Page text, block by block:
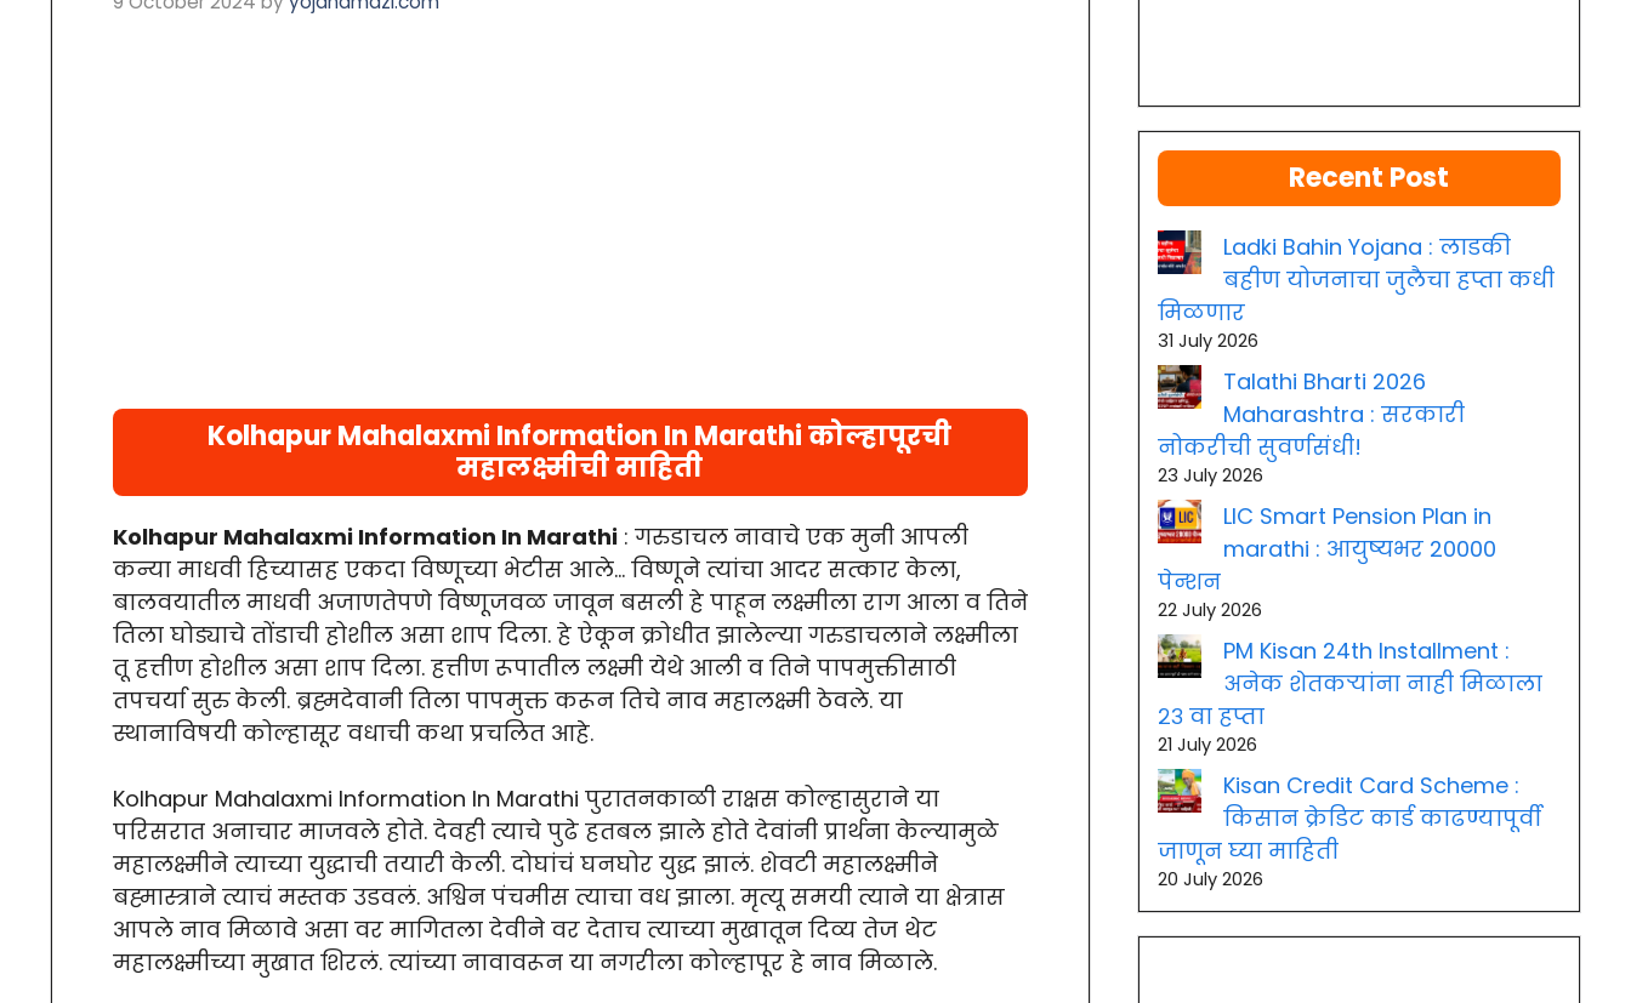
Kolhapur Mahalaxmi Information In Marathi कोल्हापूरची
महालक्ष्मीची माहिती
Kolhapur Mahalaxmi Information In Marathi : गरुडाचल नावाचे एक मुनी आपली
कन्या माधवी हिच्यासह एकदा विष्णूच्या भेटीस आले… विष्णूने त्यांचा आदर सत्कार केला,
बालवयातील माधवी अजाणतेपणे विष्णूजवळ जावून बसली हे पाहून लक्ष्मीला राग आला व तिने
तिला घोड्याचे तोंडाची होशील असा शाप दिला. हे ऐकून क्रोधीत झालेल्या गरुडाचलाने लक्ष्मीला
तू हत्तीण होशील असा शाप दिला. हत्तीण रूपातील लक्ष्मी येथे आली व तिने पापमुक्तीसाठी
तपचर्या सुरु केली. ब्रह्मदेवानी तिला पापमुक्त करून तिचे नाव महालक्ष्मी ठेवले. या
स्थानाविषयी कोल्हासूर वधाची कथा प्रचलित आहे.
Kolhapur Mahalaxmi Information In Marathi पुरातनकाळी राक्षस कोल्हासुराने या
परिसरात अनाचार माजवले होते. देवही त्याचे पुढे हतबल झाले होते देवांनी प्रार्थना केल्यामुळे
महालक्ष्मीने त्याच्या युद्धाची तयारी केली. दोघांचं घनघोर युद्ध झालं. शेवटी महालक्ष्मीने
बह्मास्त्राने त्याचं मस्तक उडवलं. अश्विन पंचमीस त्याचा वध झाला. मृत्यू समयी त्याने या क्षेत्रास
आपले नाव मिळावे असा वर मागितला देवीने वर देताच त्याच्या मुखातून दिव्य तेज थेट
महालक्ष्मीच्या मुखात शिरलं. त्यांच्या नावावरून या नगरीला कोल्हापूर हे नाव मिळाले.
Recent Post
Ladki Bahin Yojana : लाडकी
बहीण योजनाचा जुलैचा हप्ता कधी
मिळणार
31 July 2026
Talathi Bharti 2026
Maharashtra : सरकारी
नोकरीची सुवर्णसंधी!
23 July 2026
LIC Smart Pension Plan in
marathi : आयुष्यभर 20000
पेन्शन
22 July 2026
PM Kisan 24th Installment :
अनेक शेतकऱ्यांना नाही मिळाला
२३ वा हप्ता
21 July 2026
Kisan Credit Card Scheme :
किसान क्रेडिट कार्ड काढण्यापूर्वी
जाणून घ्या माहिती
20 July 2026